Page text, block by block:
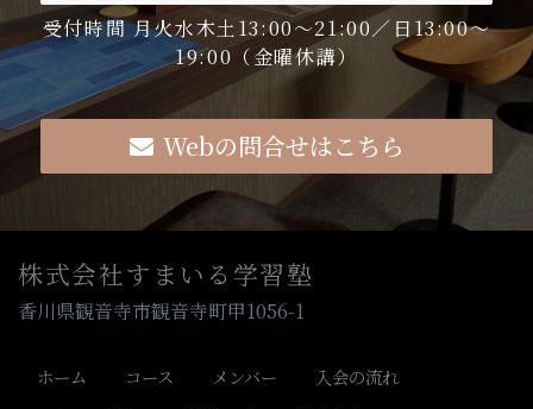
受付時間 月火水木土13:00～21:00／日13:00～
19:00（金曜休講）
Webの問合せはこちら
株式会社すまいる学習塾
香川県観音寺市観音寺町甲1056-1
ホーム コース メンバー
入会の流れ